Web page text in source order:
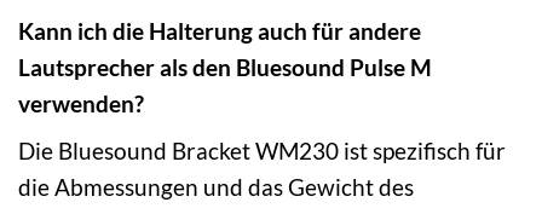
Kann ich die Halterung auch für andere
Lautsprecher als den Bluesound Pulse M
verwenden?
Die Bluesound Bracket WM230 ist spezifisch für
die Abmessungen und das Gewicht des